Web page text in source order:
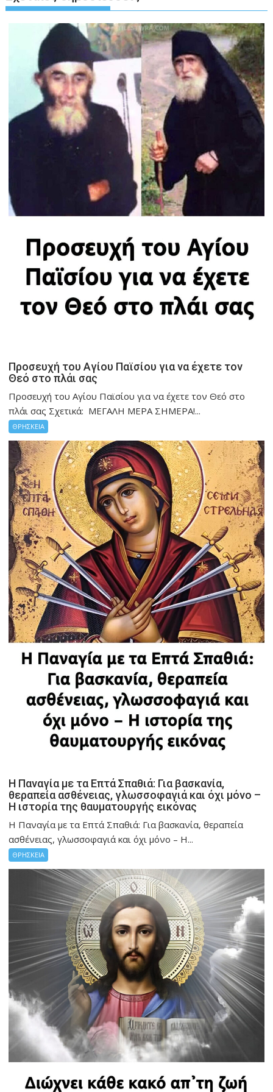
Προσευχή του Αγίου Παϊσίου για να έχετε τον
Θεό στο πλάι σας
Προσευχή του Αγίου Παϊσίου για να έχετε τον Θεό στο
πλάι σας Σχετικά: ΜΕΓΑΛΗ ΜΕΡΑ ΣΗΜΕΡΑ!...
ΘΡΗΣΚΕΙΑ
Η Παναγία με τα Επτά Σπαθιά: Για βασκανία,
θεραπεία ασθένειας, γλωσσοφαγιά και όχι μόνο –
Η ιστορία της θαυματουργής εικόνας
Η Παναγία με τα Επτά Σπαθιά: Για βασκανία, θεραπεία
ασθένειας, γλωσσοφαγιά και όχι μόνο – Η...
ΘΡΗΣΚΕΙΑ